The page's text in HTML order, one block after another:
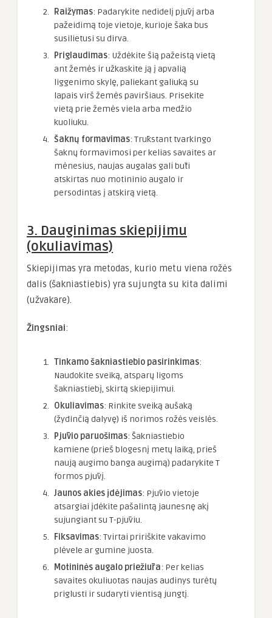
Raižymas: Padarykite nedidelį pjūvį arba
pažeidimą toje vietoje, kurioje šaka bus
susilietusi su dirva.
Priglaudimas: Uždėkite šią pažeistą vietą
ant žemės ir užkaskite ją į apvalią
liggenimo skylę, paliekant galiuką su
lapais virš žemės paviršiaus. Prisekite
vietą prie žemės viela arba medžio
kuoliuku.
Šaknų formavimas: Trūkstant tvarkingo
šaknų formavimosi per kelias savaites ar
mėnesius, naujas augalas gali būti
atskirtas nuo motininio augalo ir
persodintas į atskirą vietą.
3. Dauginimas skiepijimu
(okuliavimas)
Skiepijimas yra metodas, kurio metu viena rožės
dalis (šakniastiebis) yra sujungta su kita dalimi
(užvakare).
Žingsniai:
Tinkamo šakniastiebio pasirinkimas:
Naudokite sveiką, atsparų ligoms
šakniastiebį, skirtą skiepijimui.
Okuliavimas: Rinkite sveiką aušaką
(žydinčią dalyvę) iš norimos rožės veislės.
Pjūvio paruošimas: Šakniastiebio
kamiene (prieš blogesnį metų laiką, prieš
naują augimo banga augimą) padarykite T
formos pjūvį.
Jaunos akies įdėjimas: Pjūvio vietoje
atsargiai įdėkite pašalintą jaunesnę akį
sujungiant su T-pjūviu.
Fiksavimas: Tvirtai pririškite vakavimo
plėvele ar gumine juosta.
Motininės augalo priežiūra: Per kelias
savaites okuliuotas naujas audinys turėtų
priglusti ir sudaryti vientisą jungtį.